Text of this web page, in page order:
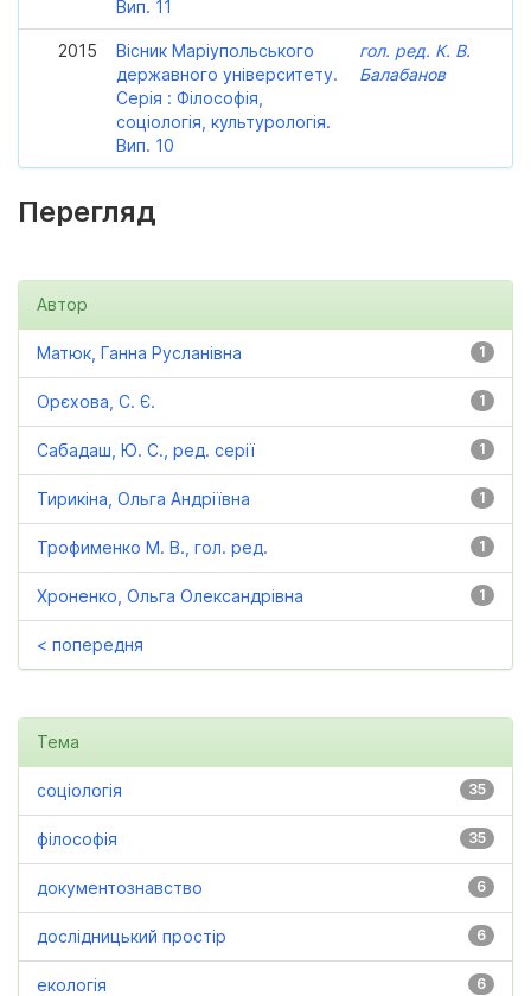
Вип. 11
2015
Вісник Маріупольського
державного університету.
Серія : Філософія,
соціологія, культурологія.
Вип. 10
гол. ред. К. В.
Балабанов
Перегляд
Автор
1
Матюк, Ганна Русланівна
1
Орєхова, С. Є.
1
Сабадаш, Ю. С., ред. серії
1
Тирикіна, Ольга Андріївна
1
Трофименко М. В., гол. ред.
1
Хроненко, Ольга Олександрівна
< попередня
Тема
35
соціологія
35
філософія
6
документознавство
6
дослідницький простір
6
екологія